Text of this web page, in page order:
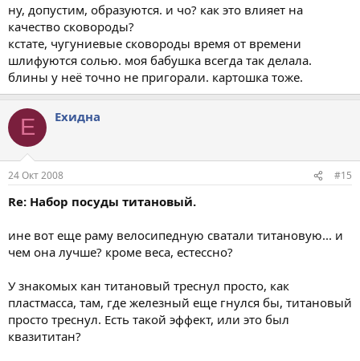
ну, допустим, образуются. и чо? как это влияет на
качество сковороды?
кстате, чугуниевые сковороды время от времени
шлифуются солью. моя бабушка всегда так делала.
блины у неё точно не пригорали. картошка тоже.
Е Ехидна
24 Окт 2008 #15
Re: Набор посуды титановый.
ине вот еще раму велосипедную сватали титановую... и
чем она лучше? кроме веса, естессно?
У знакомых кан титановый треснул просто, как
пластмасса, там, где железный еще гнулся бы, титановый
просто треснул. Есть такой эффект, или это был
квазититан?